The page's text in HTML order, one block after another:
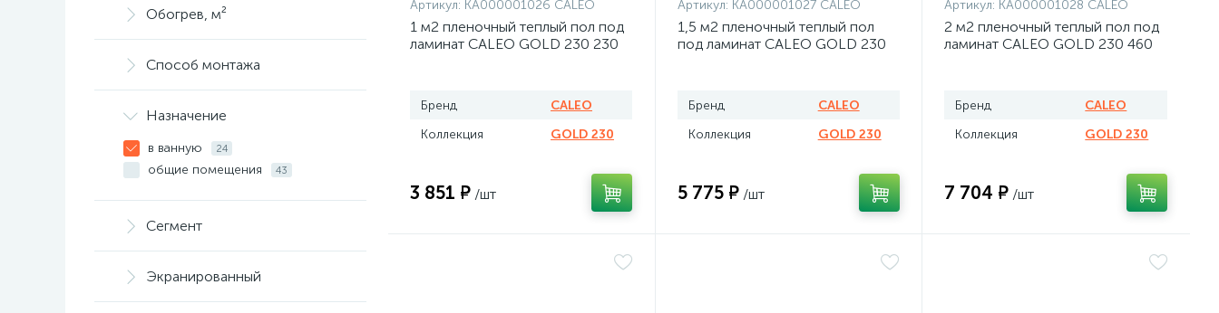
Обогрев, м²
Способ монтажа
Назначение
в ванную 24
общие помещения 43
Сегмент
Экранированный
Артикул: КА000001026 CALEO
1 м2 пленочный теплый пол под
ламинат CALEO GOLD 230 230
Бренд
CALEO
Коллекция
GOLD 230
3 851 ₽ /шт
Артикул: КА000001027 CALEO
1,5 м2 пленочный теплый пол
под ламинат CALEO GOLD 230
Бренд
CALEO
Коллекция
GOLD 230
5 775 ₽ /шт
Артикул: КА000001028 CALEO
2 м2 пленочный теплый пол под
ламинат CALEO GOLD 230 460
Бренд
CALEO
Коллекция
GOLD 230
7 704 ₽ /шт